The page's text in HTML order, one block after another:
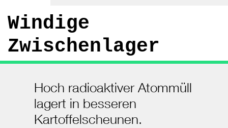
Windige
Zwischenlager
Hoch radioaktiver Atommüll
lagert in besseren
Kartoffelscheunen.